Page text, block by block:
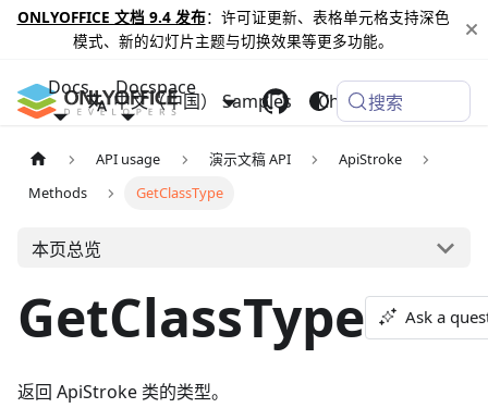
ONLYOFFICE 文档 9.4 发布：许可证更新、表格单元格支持深色
模式、新的幻灯片主题与切换效果等更多功能。
Docs Docspace
Samples Changelog
中文（中国） 搜索
API usage 演示文稿 API
ApiStroke
Methods
GetClassType
本页总览
GetClassType Ask a
返回 ApiStroke 类的类型。